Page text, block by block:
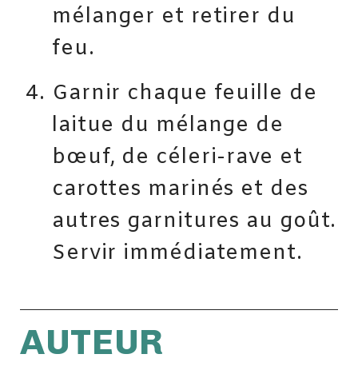
mélanger et retirer du
feu.
Garnir chaque feuille de
laitue du mélange de
bœuf, de céleri-rave et
carottes marinés et des
autres garnitures au goût.
Servir immédiatement.
AUTEUR